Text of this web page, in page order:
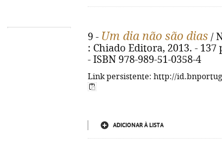
9 - Um dia não são dias /
: Chiado Editora, 2013. -
- ISBN 978-989-51-0358-4
Link persistente: http://
ADICIONAR À LISTA